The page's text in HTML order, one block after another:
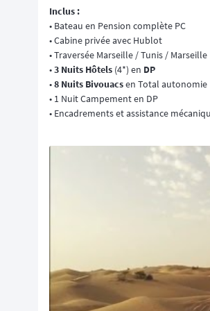
Inclus :
• Bateau en Pension complète PC
• Cabine privée avec Hublot
• Traversée Marseille / Tunis / Marseille
•3 Nuits Hôtels (4*) en DP
•8 Nuits Bivouacsen Total autonomie
• 1 Nuit Campement en DP
• Encadrements et assistance